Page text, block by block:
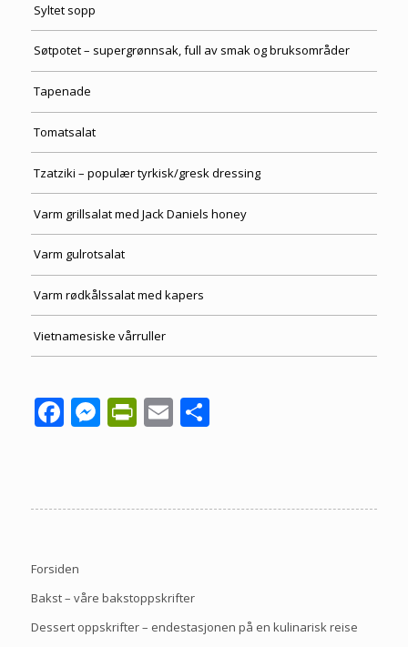
Syltet sopp
Søtpotet – supergrønnsak, full av smak og bruksområder
Tapenade
Tomatsalat
Tzatziki – populær tyrkisk/gresk dressing
Varm grillsalat med Jack Daniels honey
Varm gulrotsalat
Varm rødkålssalat med kapers
Vietnamesiske vårruller
Facebook
Messenger
PrintFriendly
EmailShare
Forsiden
Bakst – våre bakstoppskrifter
Dessert oppskrifter – endestasjonen på en kulinarisk reise